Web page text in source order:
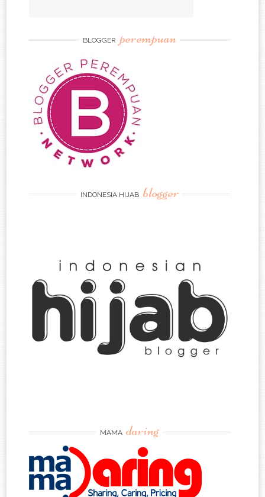
BLOGGER perempuan
INDONESIA HIJAB blogger
MAMA daring